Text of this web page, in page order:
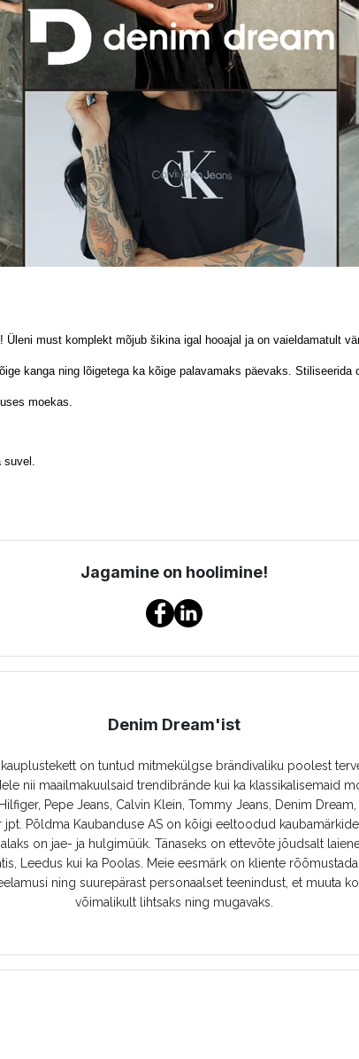
must komplekt mõjub šikina igal hooajal ja on vaieldamatult
kanga ning lõigetega ka kõige palavamaks päevaks.
moekas.
suvel.
Jagamine on hoolimine!
Denim Dream'ist
on tuntud mitmekülgse brändivaliku poolest
nii maailmakuulsaid trendibrände kui ka klassikalisemaid
Pepe Jeans, Calvin Klein, Tommy Jeans, Denim
jpt. Põldma Kaubanduse AS on kõigi eeltoodud
on jae- ja hulgimüük. Tänaseks on ettevõte jõudsalt
Leedus kui ka Poolas. Meie eesmärk on kliente
ning suurepärast personaalset teenindust, et muuta
võimalikult lihtsaks ning mugavaks.